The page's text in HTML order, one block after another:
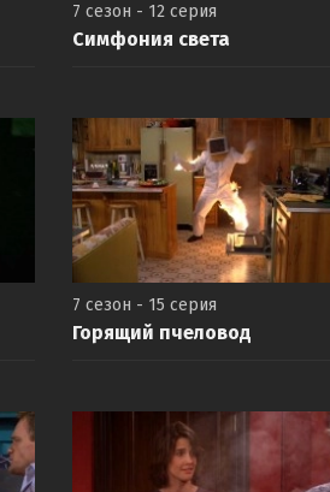
7 сезон - 12 серия
Симфония света
7 сезон - 15 серия
Горящий пчеловод